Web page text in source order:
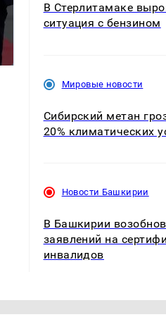
В ОАЭ произошло
В Стерлитамаке
ситуация с бензином
Мировые новости
Сибирский метан
20% климатических
Новости Башкирии
В Башкирии
заявлений на
инвалидов